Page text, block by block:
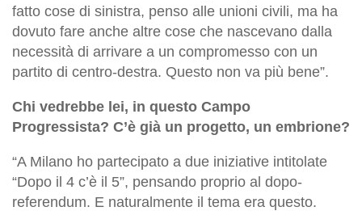
fatto cose di sinistra, penso alle unioni civili, ma ha
dovuto fare anche altre cose che nascevano dalla
necessità di arrivare a un compromesso con un
partito di centro-destra. Questo non va più bene”.
Chi vedrebbe lei, in questo Campo
Progressista? C’è già un progetto, un embrione?
“A Milano ho partecipato a due iniziative intitolate
“Dopo il 4 c’è il 5”, pensando proprio al dopo-
referendum. E naturalmente il tema era questo.